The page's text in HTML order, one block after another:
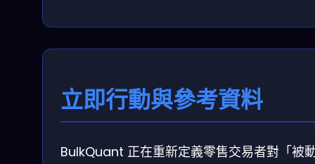
立即行動與參考資料
BulkQuant 正在重新定義零售交易者對「被